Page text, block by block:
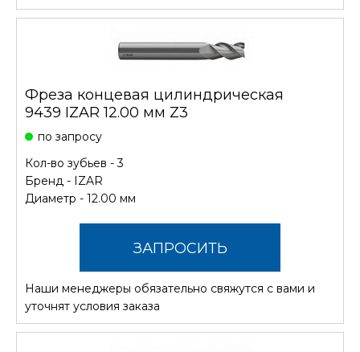
Фреза концевая цилиндрическая
9439 IZAR 12.00 мм Z3
по запросу
Кол-во зубьев - 3
Бренд - IZAR
Диаметр - 12.00 мм
ЗАПРОСИТЬ
СТОИМОСТЬ
Наши менеджеры обязательно свяжутся с вами и
уточнят условия заказа